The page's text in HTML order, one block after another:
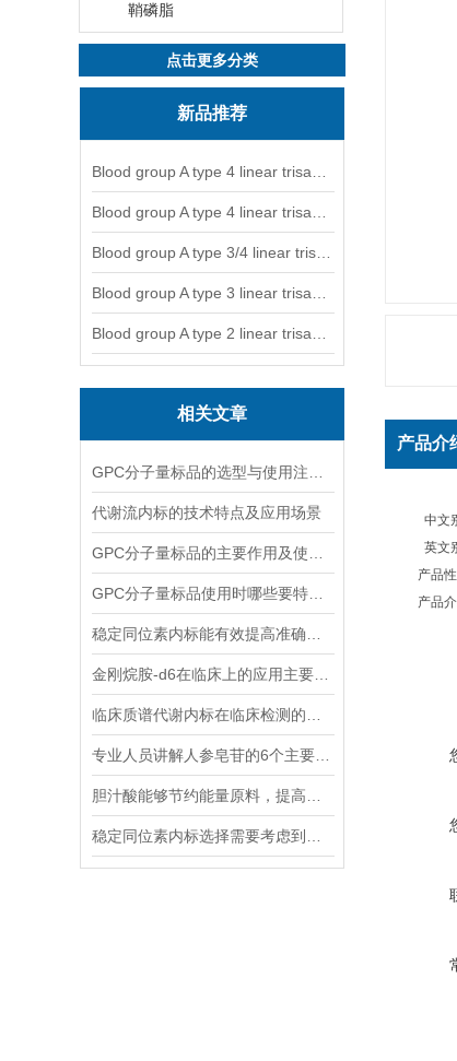
鞘磷脂
点击更多分类
新品推荐
相关文章
代谢流内标的技术特点及应用场景
产品介
中文
英文
产品性
产品介